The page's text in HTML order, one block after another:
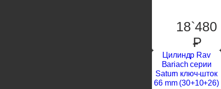
18`480
P
Цилиндр Rav
Bariach серии
Saturn ключ-шток
66 mm (30+10+26)